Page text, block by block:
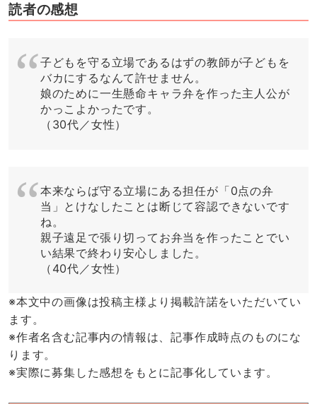
読者の感想
子どもを守る立場であるはずの教師が子どもを
バカにするなんて許せません。
娘のために一生懸命キャラ弁を作った主人公が
かっこよかったです。
（30代／女性）
本来ならば守る立場にある担任が「0点の弁
当」とけなしたことは断じて容認できないです
ね。
親子遠足で張り切ってお弁当を作ったことでい
い結果で終わり安心しました。
（40代／女性）
※本文中の画像は投稿主様より掲載許諾をいただいてい
ます。
※作者名含む記事内の情報は、記事作成時点のものにな
ります。
※実際に募集した感想をもとに記事化しています。